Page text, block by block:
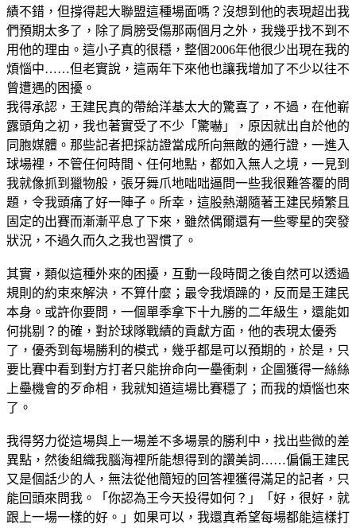
績不錯，但撐得起大聯盟這種場面嗎？沒想到他的表現超出我
們預期太多了，除了肩膀受傷那兩個月之外，我幾乎找不到不
用他的理由。這小子真的很穩，整個2006年他很少出現在我的
煩惱中……但老實說，這兩年下來他也讓我增加了不少以往不
曾遭遇的困擾。
我得承認，王建民真的帶給洋基太大的驚喜了，不過，在他嶄
露頭角之初，我也著實受了不少「驚嚇」，原因就出自於他的
同胞媒體。那些記者把採訪證當成所向無敵的通行證，一進入
球場裡，不管任何時間、任何地點，都如入無人之境，一見到
我就像抓到獵物般，張牙舞爪地咄咄逼問一些我很難答覆的問
題，令我頭痛了好一陣子。所幸，這股熱潮隨著王建民頻繁且
固定的出賽而漸漸平息了下來，雖然偶爾還有一些零星的突發
狀況，不過久而久之我也習慣了。
其實，類似這種外來的困擾，互動一段時間之後自然可以透過
規則的約束來解決，不算什麼；最令我煩躁的，反而是王建民
本身。或許你要問，一個單季拿下十九勝的二年級生，還能如
何挑剔？的確，對於球隊戰績的貢獻方面，他的表現太優秀
了，優秀到每場勝利的模式，幾乎都是可以預期的，於是，只
要比賽中看到對方打者只能拚命向一壘衝刺，企圖獲得一絲絲
上壘機會的歹命相，我就知道這場比賽穩了；而我的煩惱也來
了。
我得努力從這場與上一場差不多場景的勝利中，找出些微的差
異點，然後組織我腦海裡所能想得到的讚美詞……偏偏王建民
又是個話少的人，無法從他簡短的回答裡獲得滿足的記者，只
能回頭來問我。「你認為王今天投得如何？」「好，很好，就
跟上一場一樣的好。」如果可以，我還真希望每場都能這樣打